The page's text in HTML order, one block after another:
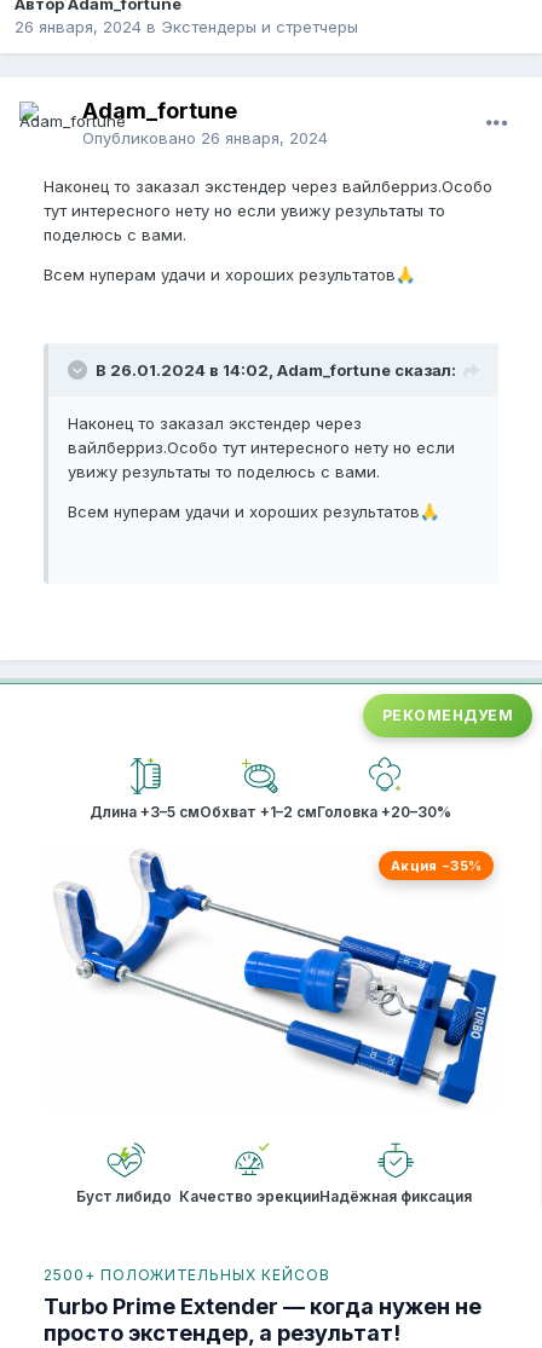
26 января, 2024 в Экстендеры и стретчеры
Adam_fortune
Опубликовано 26 января, 2024
Наконец то заказал экстендер через вайлберриз.Особо
тут интересного нету но если увижу результаты то
поделюсь с вами.
Всем нуперам удачи и хороших результатов 🙏
В 26.01.2024 в 14:02, Adam_fortune сказал:
Наконец то заказал экстендер через
вайлберриз.Особо тут интересного нету но если
увижу результаты то поделюсь с вами.
Всем нуперам удачи и хороших результатов 🙏
РЕКОМЕНДУЕМ
Длина +3–5 смОбхват +1–2 смГоловка +20–30%
Акция −35%
Буст либидо Качество эрекцииНадёжная фиксация
2500+ ПОЛОЖИТЕЛЬНЫХ КЕЙСОВ
Turbo Prime Extender — когда нужен не
просто экстендер, а результат!